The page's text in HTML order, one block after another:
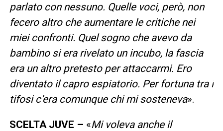
parlato con nessuno. Quelle voci, però, non
fecero altro che aumentare le critiche nei
miei confronti. Quel sogno che avevo da
bambino si era rivelato un incubo, la fascia
era un altro pretesto per attaccarmi. Ero
diventato il capro espiatorio. Per fortuna tra i
tifosi c’era comunque chi mi sosteneva».
SCELTA JUVE – «Mi voleva anche il